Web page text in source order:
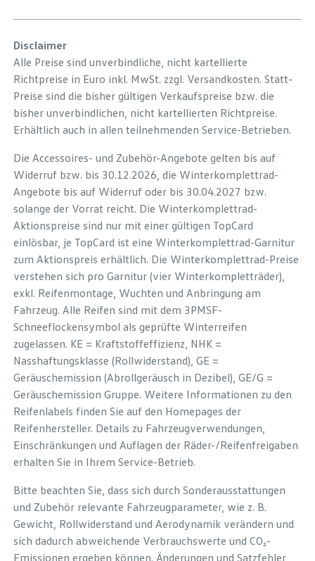
Disclaimer
Alle Preise sind unverbindliche, nicht kartellierte
Richtpreise in Euro inkl. MwSt. zzgl. Versandkosten. Statt-
Preise sind die bisher gültigen Verkaufspreise bzw. die
bisher unverbindlichen, nicht kartellierten Richtpreise.
Erhältlich auch in allen teilnehmenden Service-Betrieben.
Die Accessoires- und Zubehör-Angebote gelten bis auf
Widerruf bzw. bis 30.12.2026, die Winterkomplettrad-
Angebote bis auf Widerruf oder bis 30.04.2027 bzw.
solange der Vorrat reicht. Die Winterkomplettrad-
Aktionspreise sind nur mit einer gültigen TopCard
einlösbar, je TopCard ist eine Winterkomplettrad-Garnitur
zum Aktionspreis erhältlich. Die Winterkomplettrad-Preise
verstehen sich pro Garnitur (vier Winterkompletträder),
exkl. Reifenmontage, Wuchten und Anbringung am
Fahrzeug. Alle Reifen sind mit dem 3PMSF-
Schneeflockensymbol als geprüfte Winterreifen
zugelassen. KE = Kraftstoffeffizienz, NHK =
Nasshaftungsklasse (Rollwiderstand), GE =
Geräuschemission (Abrollgeräusch in Dezibel), GE/G =
Geräuschemission Gruppe. Weitere Informationen zu den
Reifenlabels finden Sie auf den Homepages der
Reifenhersteller. Details zu Fahrzeugverwendungen,
Einschränkungen und Auflagen der Räder-/Reifenfreigaben
erhalten Sie in Ihrem Service-Betrieb.
Bitte beachten Sie, dass sich durch Sonderausstattungen
und Zubehör relevante Fahrzeugparameter, wie z. B.
Gewicht, Rollwiderstand und Aerodynamik verändern und
sich dadurch abweichende Verbrauchswerte und CO₂-
Emissionen ergeben können. Änderungen und Satzfehler